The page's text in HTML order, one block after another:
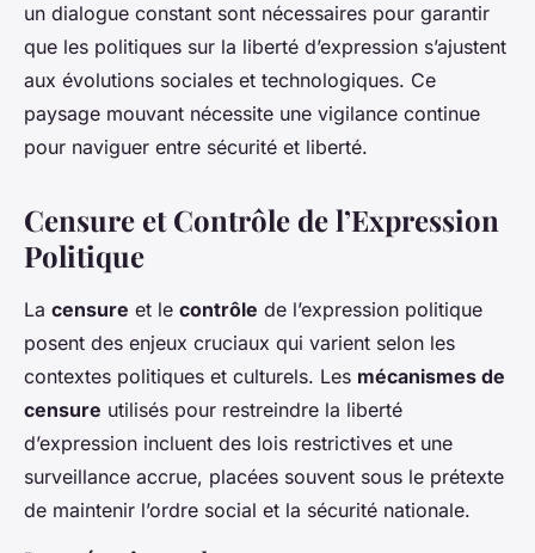
un dialogue constant sont nécessaires pour garantir
que les politiques sur la liberté d’expression s’ajustent
aux évolutions sociales et technologiques. Ce
paysage mouvant nécessite une vigilance continue
pour naviguer entre sécurité et liberté.
Censure et Contrôle de l’Expression
Politique
La censure et le contrôle de l’expression politique
posent des enjeux cruciaux qui varient selon les
contextes politiques et culturels. Les mécanismes de
censure utilisés pour restreindre la liberté
d’expression incluent des lois restrictives et une
surveillance accrue, placées souvent sous le prétexte
de maintenir l’ordre social et la sécurité nationale.